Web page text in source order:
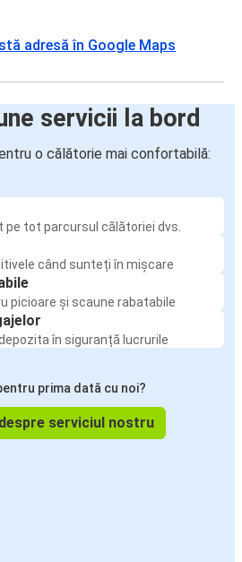
adresă în Google Maps
servicii la bord
o călătorie mai confortabilă:
tot parcursul călătoriei dvs.
când sunteți în mișcare
picioare și scaune rabatabile
în siguranță lucrurile
prima dată cu noi?
serviciul nostru